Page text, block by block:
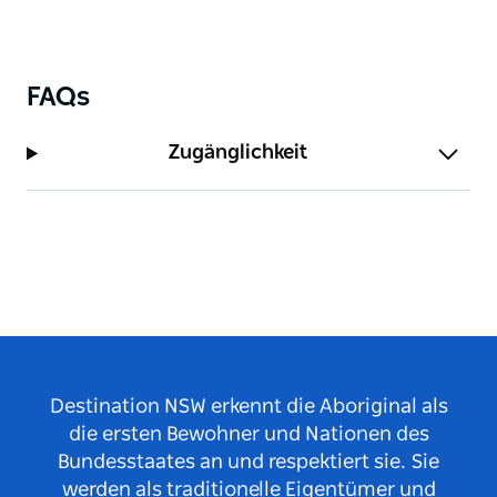
FAQs
Zugänglichkeit
Destination NSW erkennt die Aboriginal als
die ersten Bewohner und Nationen des
Bundesstaates an und respektiert sie. Sie
werden als traditionelle Eigentümer und